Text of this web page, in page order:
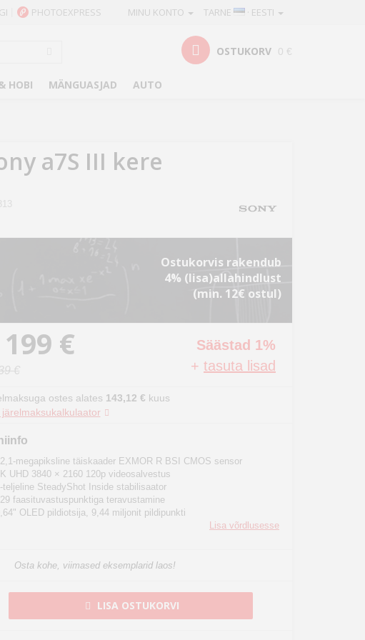
TARNE · EESTI
MINU KONTO
PHOTOEXPRESS
OSTUKORV 0 €
HOBI MÄNGUASJAD AUTO
a7S III kere
Ostukorvis rakendub
4% (lisa)allahindlust
(min. 12€ ostul)
€
+ tasuta lisad
Säästad 1%
€
ostes alates 143,12 € kuus
järelmaksukalkulaator
megapiksline täiskaader EXMOR R BSI CMOS sensor
UHD 3840 × 2160 120p videosalvestus
teljeline SteadyShot Inside stabilisaator
faasituvastuspunktiga teravustamine
OLED pildiotsija, 9,44 miljonit pildipunkti
Lisa võrdlusesse
Osta kohe, viimased eksemplarid laos!
LISA OSTUKORVI